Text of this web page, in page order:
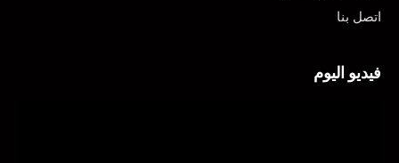
اتصل بنا
فيديو اليوم